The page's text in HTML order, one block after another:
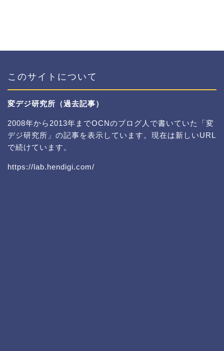
このサイトについて
変デジ研究所（過去記事）
2008年から2013年までOCNのブログ人で書いていた「変
デジ研究所」の記事を表示しています。現在は新しいURL
で続けています。
https://lab.hendigi.com/